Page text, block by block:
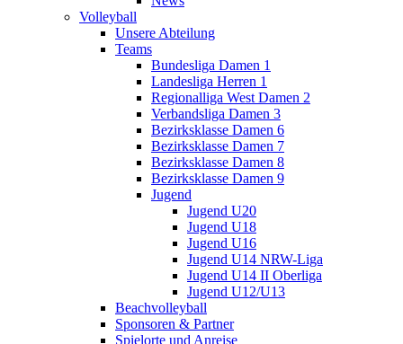
Volleyball
Unsere Abteilung
Teams
Bundesliga Damen 1
Landesliga Herren 1
Regionalliga West Damen 2
Verbandsliga Damen 3
Bezirksklasse Damen 6
Bezirksklasse Damen 7
Bezirksklasse Damen 8
Bezirksklasse Damen 9
Jugend
Jugend U20
Jugend U18
Jugend U16
Jugend U14 NRW-Liga
Jugend U14 II Oberliga
Jugend U12/U13
Beachvolleyball
Sponsoren & Partner
Spielorte und Anreise